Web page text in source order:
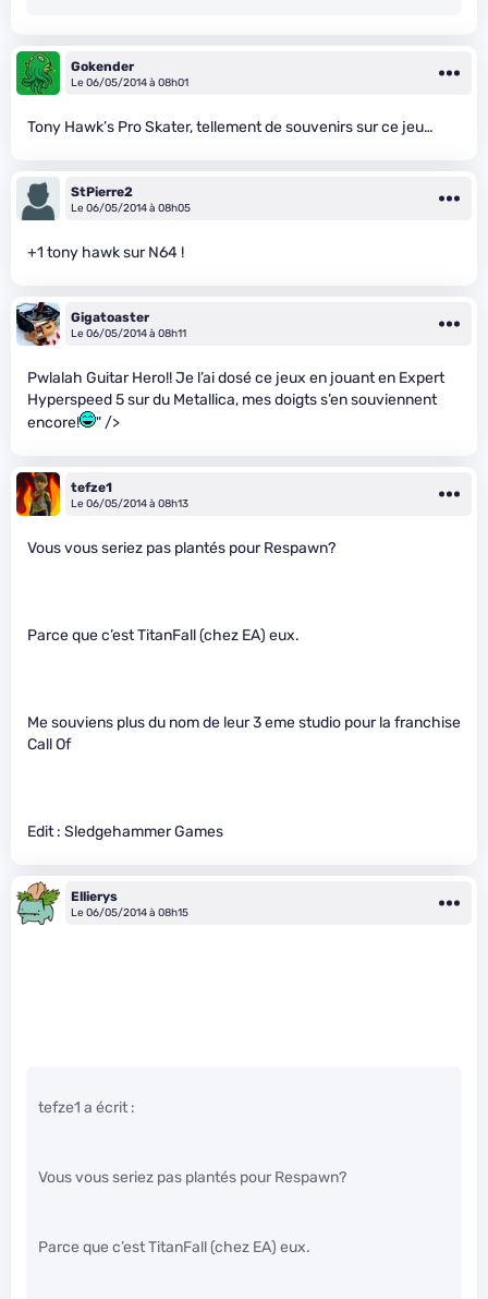
Gokender
Le 06/05/2014 à 08h01
Tony Hawk’s Pro Skater, tellement de souvenirs sur ce jeu…
StPierre2
Le 06/05/2014 à 08h05
+1 tony hawk sur N64 !
Gigatoaster
Le 06/05/2014 à 08h11
Pwlalah Guitar Hero!! Je l’ai dosé ce jeux en jouant en Expert
Hyperspeed 5 sur du Metallica, mes doigts s’en souviennent
encore!
" />
tefze1
Le 06/05/2014 à 08h13
Vous vous seriez pas plantés pour Respawn?
Parce que c’est TitanFall (chez EA) eux.
Me souviens plus du nom de leur 3 eme studio pour la franchise
Call Of
Edit : Sledgehammer Games
Ellierys
Le 06/05/2014 à 08h15
tefze1 a écrit :
Vous vous seriez pas plantés pour Respawn?
Parce que c’est TitanFall (chez EA) eux.